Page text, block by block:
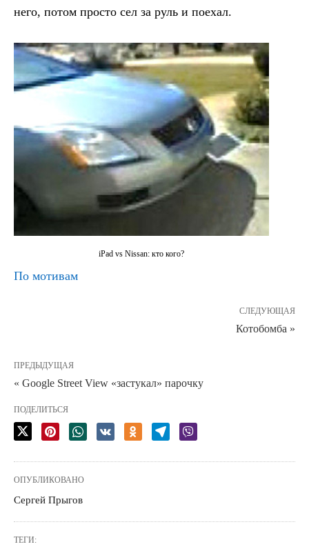
него, потом просто сел за руль и поехал.
iPad vs Nissan: кто кого?
По мотивам
СЛЕДУЮЩАЯ
Котобомба »
ПРЕДЫДУЩАЯ
« Google Street View «застукал» парочку
ПОДЕЛИТЬСЯ
ОПУБЛИКОВАНО
Сергей Прыгов
ТЕГИ: